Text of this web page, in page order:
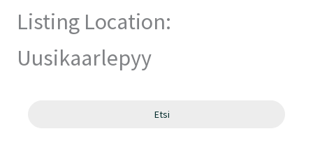
Listing Location:
Uusikaarlepyy
Etsi